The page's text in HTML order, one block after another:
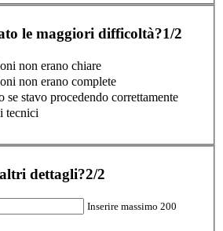
le maggiori difficoltà?1/2
non erano chiare
non erano complete
stavo procedendo correttamente
tecnici
dettagli?2/2
Inserire massimo 200